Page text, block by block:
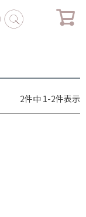
2件中 1-2件表示